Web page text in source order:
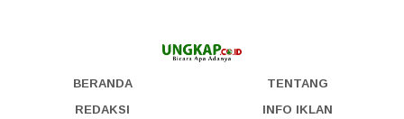
BERANDA
TENTANG
REDAKSI
INFO IKLAN